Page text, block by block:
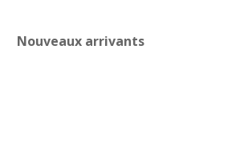
Nouveaux arrivants